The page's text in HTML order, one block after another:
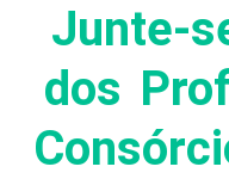
Junte-
dos